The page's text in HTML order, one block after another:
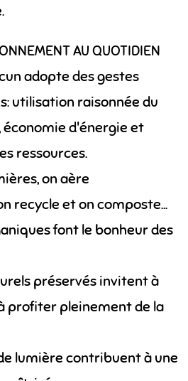
AU QUOTIDIEN
adopte des gestes
utilisation raisonnée du
d'énergie et
ressources.
on aère
recycle et on composte...
font le bonheur des
préservés invitent à
profiter pleinement de la
lumière contribuent à une